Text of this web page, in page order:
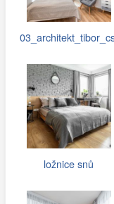
ložnice snů